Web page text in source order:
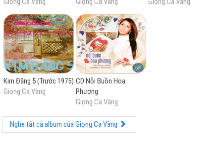
Kim Đằng 5 (Trước 1975)
Giọng Ca Vàng
CD Nỗi Buồn Hoa
Phượng
Giọng Ca Vàng
Nghe tất cả album của Giọng Ca Vàng